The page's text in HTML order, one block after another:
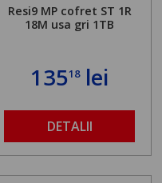
Resi9 MP cofret ST 1R
18M usa gri 1TB
13518lei
DETALII